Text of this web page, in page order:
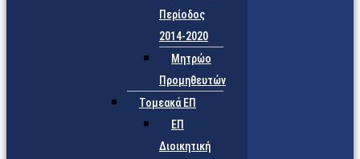
Περίοδος
2014-2020
Μητρώο
Προμηθευτών
Τομεακά ΕΠ
ΕΠ
Διοικητική